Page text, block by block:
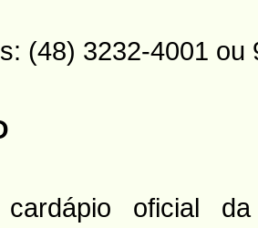
(48) 3232-4001 ou
oficial